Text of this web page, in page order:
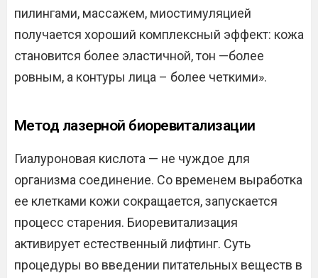
пилингами, массажем, миостимуляцией
получается хороший комплексный эффект: кожа
становится более эластичной, тон —более
ровным, а контуры лица – более четкими».
Метод лазерной биоревитализации
Гиалуроновая кислота — не чуждое для
организма соединение. Со временем выработка
ее клетками кожи сокращается, запускается
процесс старения. Биоревитализация
активирует естественный лифтинг. Суть
процедуры во введении питательных веществ в